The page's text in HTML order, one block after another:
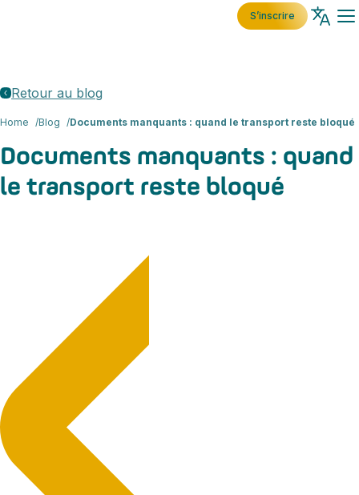
S’inscrire
Retour au blog
Home Blog Documents manquants : quand le transport reste bloqué
Documents manquants : quand
le transport reste bloqué